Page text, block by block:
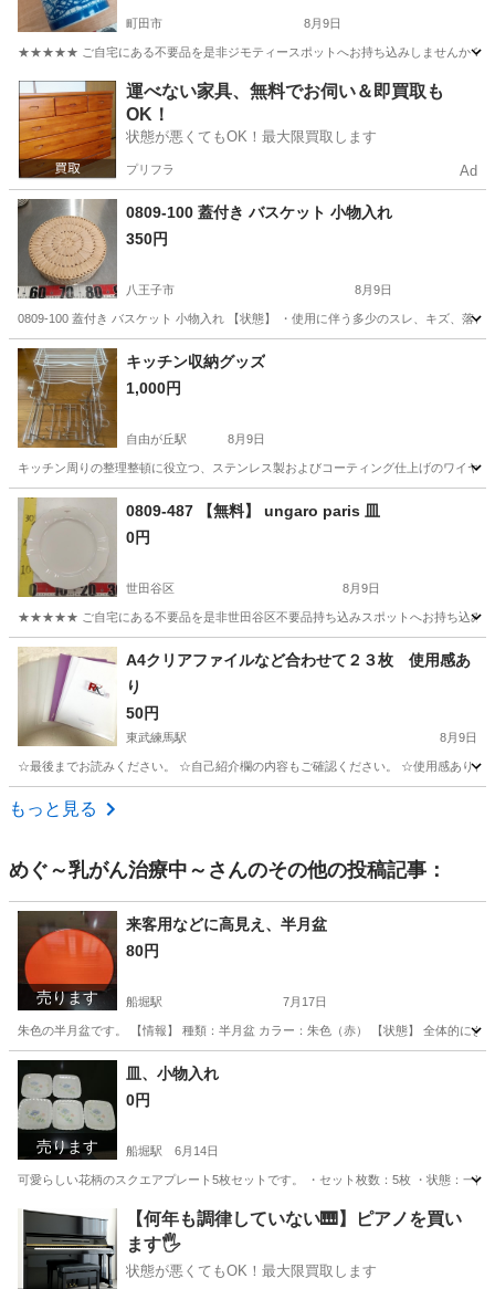
町田市 8月9日
★★★★★ ご自宅にある不要品を是非ジモティースポットへお持ち込みしませんか？
東京 町田市 食器 マグカップ
運べない家具、無料でお伺い＆即買取も
OK！
状態が悪くてもOK！最大限買取します
プリフラ Ad
0809-100 蓋付き バスケット 小物入れ
350円
八王子市 8月9日
0809-100 蓋付き バスケット 小物入れ 【状態】 ・使用に伴う多少のスレ、キズ、落
東京 八王子市 家庭用品 バスケット
キッチン収納グッズ
1,000円
自由が丘駅 8月9日
キッチン周りの整理整頓に役立つ、ステンレス製およびコーティング仕上げのワイヤ
東京 世田谷区 自由が丘駅 家庭用品
0809-487 【無料】 ungaro paris 皿
0円
世田谷区 8月9日
★★★★★ ご自宅にある不要品を是非世田谷区不要品持ち込みスポットへお持ち込みし
東京 世田谷区 食器
A4クリアファイルなど合わせて２３枚 使用感あ
り
50円
東武練馬駅 8月9日
☆最後までお読みください。 ☆自己紹介欄の内容もご確認ください。 ☆使用感あり
東京 板橋区
もっと見る
めぐ～乳がん治療中～ さんのその他の投稿記事：
売ります
来客用などに高見え、半月盆
80円
船堀駅 7月17日
朱色の半月盆です。 【情報】 種類：半月盆 カラー：朱色（赤） 【状態】 全体的に
東京 江戸川区 船堀駅
売ります
皿、小物入れ
0円
船堀駅 6月14日
可愛らしい花柄のスクエアプレート5枚セットです。 ・セット枚数：5枚 ・状態：一
東京 江戸川区 船堀駅 その他
【何年も調律していない🎹】ピアノを買い
ます🖐️
状態が悪くてもOK！最大限買取します